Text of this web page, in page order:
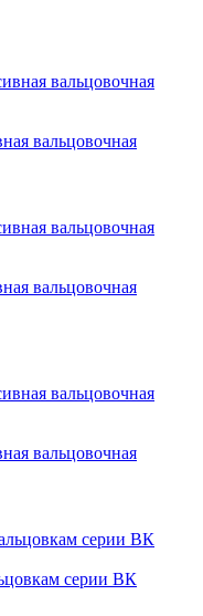
вальцовочная
вальцовочная
вальцовочная
серии ВК